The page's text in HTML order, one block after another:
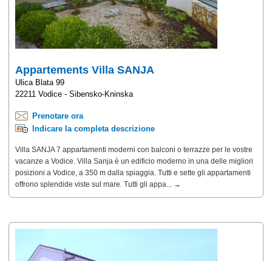
Appartements Villa SANJA
Ulica Blata 99
22211 Vodice - Sibensko-Kninska
Prenotare ora
Indicare la completa descrizione
Villa SANJA 7 appartamenti moderni con balconi o terrazze per le vostre
vacanze a Vodice. Villa Sanja è un edificio moderno in una delle migliori
posizioni a Vodice, a 350 m dalla spiaggia. Tutti e sette gli appartamenti
offrono splendide viste sul mare. Tutti gli appa... →